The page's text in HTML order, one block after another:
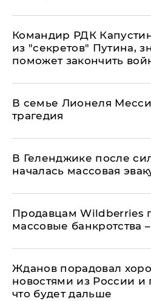
Командир РДК
из "секретов" Путина,
поможет закончить
В семье Лионеля
трагедия
В Геленджике после
началась массовая
Продавцам Wildberries
массовые банкротства
Жданов порадовал
новостями из России
что будет дальше